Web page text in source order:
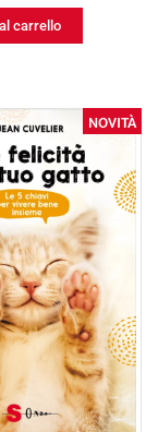
carrello
NOVITÀ